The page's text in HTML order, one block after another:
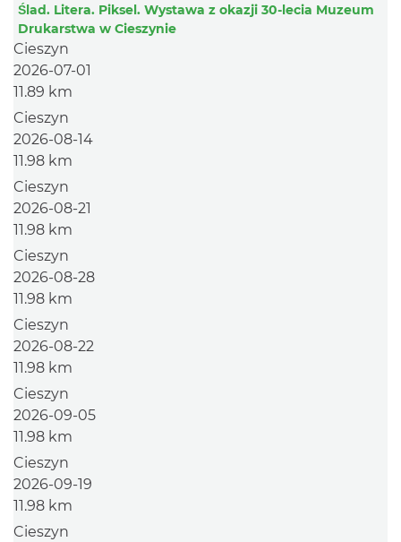
Ślad. Litera. Piksel. Wystawa z okazji 30-lecia Muzeum
Drukarstwa w Cieszynie
Cieszyn
2026-07-01
11.89 km
Cieszyn
2026-08-14
11.98 km
Cieszyn
2026-08-21
11.98 km
Cieszyn
2026-08-28
11.98 km
Cieszyn
2026-08-22
11.98 km
Cieszyn
2026-09-05
11.98 km
Cieszyn
2026-09-19
11.98 km
Cieszyn